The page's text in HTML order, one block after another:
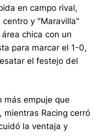
en campo rival,
centro y "Maravilla"
chica con un
para marcar el 1-0,
el festejo del
más empuje que
Racing cerró
la ventaja y